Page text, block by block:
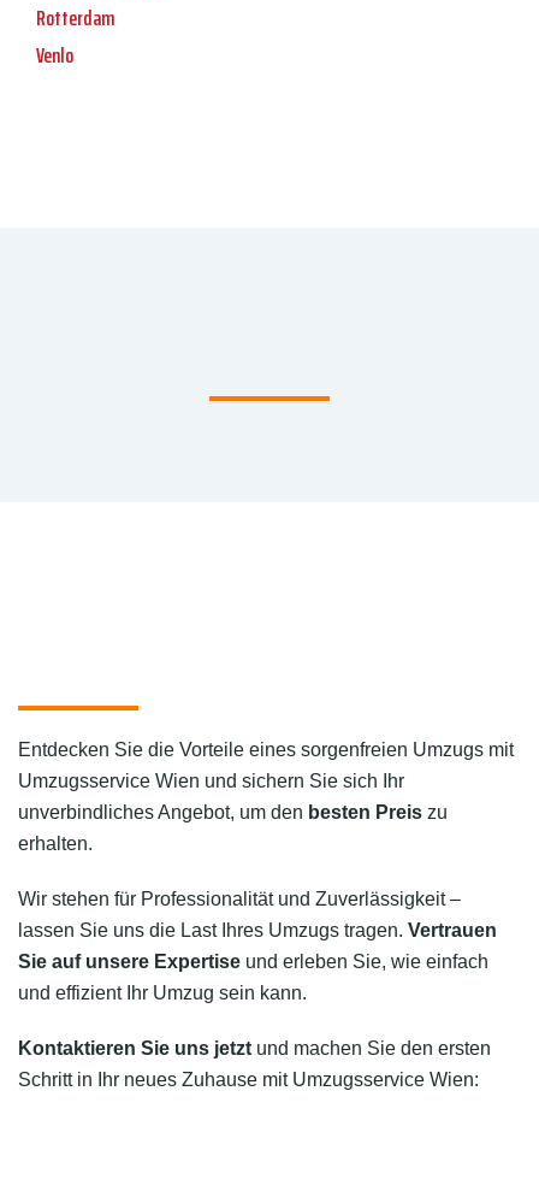
Rotterdam
Venlo
Entdecken Sie die Vorteile eines sorgenfreien Umzugs mit
Umzugsservice Wien und sichern Sie sich Ihr
unverbindliches Angebot, um den besten Preis zu
erhalten.
Wir stehen für Professionalität und Zuverlässigkeit –
lassen Sie uns die Last Ihres Umzugs tragen. Vertrauen
Sie auf unsere Expertise und erleben Sie, wie einfach
und effizient Ihr Umzug sein kann.
Kontaktieren Sie uns jetzt und machen Sie den ersten
Schritt in Ihr neues Zuhause mit Umzugsservice Wien: